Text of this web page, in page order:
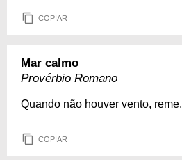
COPIAR
Mar calmo
Provérbio Romano
Quando não houver vento, reme.
COPIAR